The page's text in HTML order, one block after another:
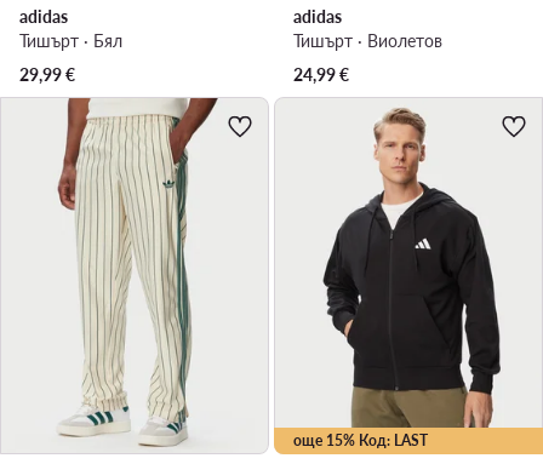
adidas
Тишърт · Бял
29,99€
adidas
Тишърт · Виолетов
24,99€
още 15% Код: LAST